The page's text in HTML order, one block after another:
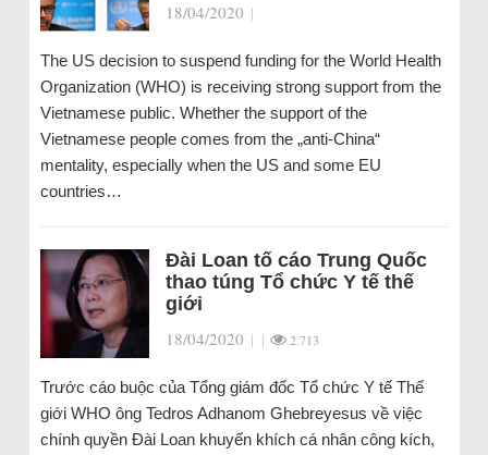
18/04/2020 |
The US decision to suspend funding for the World Health
Organization (WHO) is receiving strong support from the
Vietnamese public. Whether the support of the
Vietnamese people comes from the „anti-China“
mentality, especially when the US and some EU
countries…
Đài Loan tố cáo Trung Quốc
thao túng Tổ chức Y tế thế
giới
18/04/2020 | | 2.713
Trước cáo buộc của Tổng giám đốc Tổ chức Y tế Thế
giới WHO ông Tedros Adhanom Ghebreyesus về việc
chính quyền Đài Loan khuyến khích cá nhân công kích,